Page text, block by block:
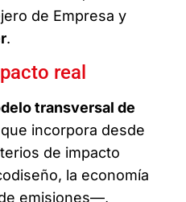
de Empresa y
.
real
transversal de
que incorpora desde
de impacto
la economía
emisiones—,